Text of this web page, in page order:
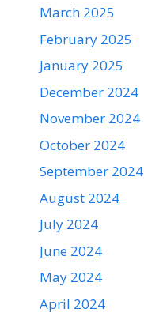
March 2025
February 2025
January 2025
December 2024
November 2024
October 2024
September 2024
August 2024
July 2024
June 2024
May 2024
April 2024